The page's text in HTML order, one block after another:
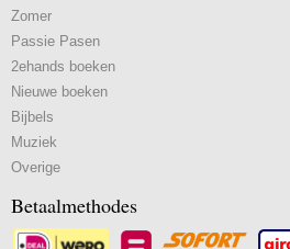
Zomer
Passie Pasen
2ehands boeken
Nieuwe boeken
Bijbels
Muziek
Overige
Betaalmethodes